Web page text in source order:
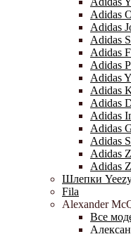
Adidas
Adidas
Adidas
Adidas
Adidas
Adidas
Adidas
Adidas
Adidas
Adidas
Adidas
Adidas
Adidas
Шлепки
Fila
Alexander
Все